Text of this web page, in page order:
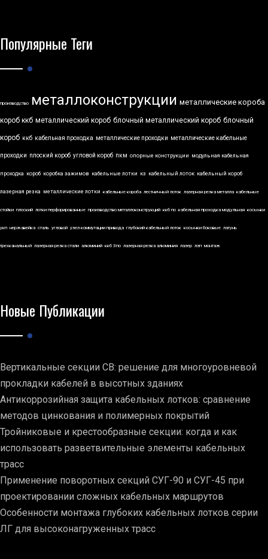
Популярные Теги
производство металлоконструкции металлические короба
короб ккб металлический короб блочный металлический короб блочный
короб ккб кабельная проходка металлические проходки металлические кабельные
проходки плоский короб угловой короб пкм опорные конструкции модульная кабельная
проходка короб коробка зажимов кабельные лотки кз кабельный лоток кабельный короб
лазерная резка металлические лотки кабельные короба лестничный лоток лазерная резка металла кабельные
стойки плоский лотки перфорированные производство металлоконструкций ккб по кабельная проходка модульная косынки
укп нержавейка сталь угловой узел коммутации привода глубокий кабельный лоток косынки боковые латунь
трехканальный лазерная резка стали алюминий ккб 3по лазерная резка алюминия лазер лэп монтаж
Новые Публикации
Вертикальные секции СВ: решение для многоуровневой
прокладки кабелей в высотных зданиях
Антикоррозийная защита кабельных лотков: сравнение
методов цинкования и полимерных покрытий
Тройниковые и крестообразные секции: когда и как
использовать разветвительные элементы кабельных
трасс
Применение поворотных секций СУГ-90 и СУГ-45 при
проектировании сложных кабельных маршрутов
Особенности монтажа глубоких кабельных лотков серии
ЛГ для высоконагруженных трасс